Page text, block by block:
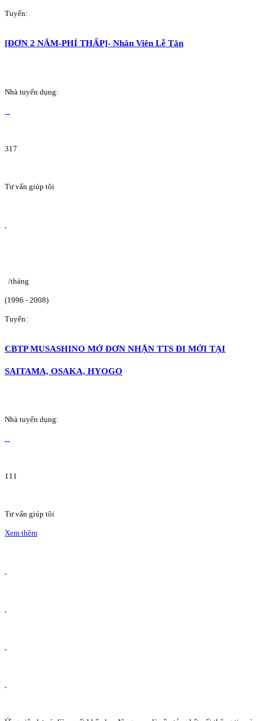
Tuyển:
[ĐƠN 2 NĂM-PHÍ THẤP]- Nhân Viên Lễ Tân
Nhà tuyển dụng:
317
Tư vấn giúp tôi
/tháng
(1996 - 2008)
Tuyển:
CBTP MUSASHINO MỞ ĐƠN NHẬN TTS ĐI MỚI TẠI
SAITAMA, OSAKA, HYOGO
Nhà tuyển dụng:
111
Tư vấn giúp tôi
Xem thêm